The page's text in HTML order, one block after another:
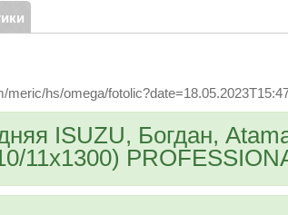
hs/omega/
ISUZU, Богдан,
11х1300)